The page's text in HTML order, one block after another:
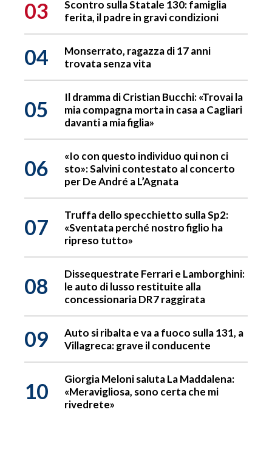
03
Scontro sulla Statale 130: famiglia
ferita, il padre in gravi condizioni
04
Monserrato, ragazza di 17 anni
trovata senza vita
05
Il dramma di Cristian Bucchi: «Trovai la
mia compagna morta in casa a Cagliari
davanti a mia figlia»
06
«Io con questo individuo qui non ci
sto»: Salvini contestato al concerto
per De André a L’Agnata
07
Truffa dello specchietto sulla Sp2:
«Sventata perché nostro figlio ha
ripreso tutto»
08
Dissequestrate Ferrari e Lamborghini:
le auto di lusso restituite alla
concessionaria DR7 raggirata
09
Auto si ribalta e va a fuoco sulla 131, a
Villagreca: grave il conducente
10
Giorgia Meloni saluta La Maddalena:
«Meravigliosa, sono certa che mi
rivedrete»